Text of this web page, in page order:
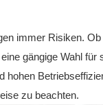
immer Risiken.
gängige Wahl
hohen
zu beachten.